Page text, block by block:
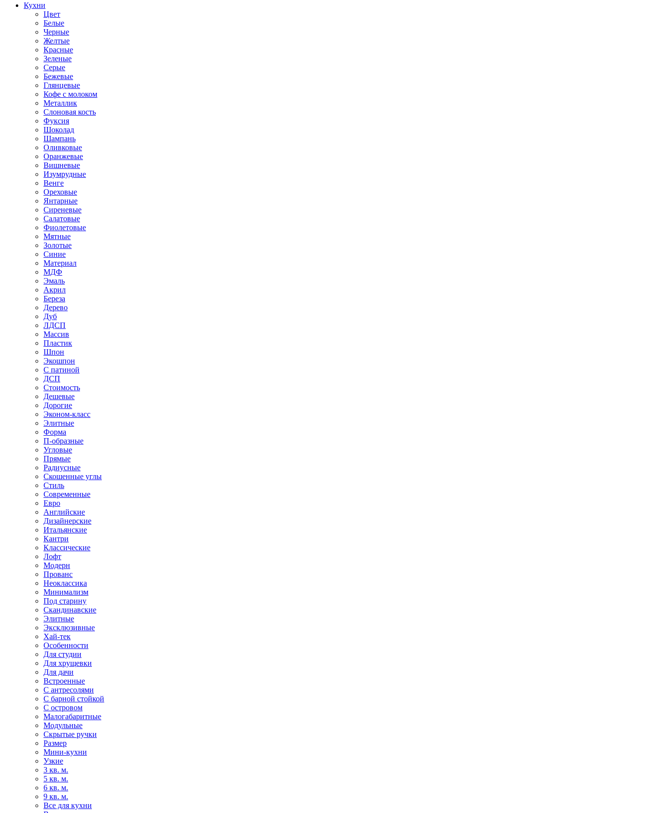
Кухни
Цвет
Белые
Черные
Желтые
Красные
Зеленые
Серые
Бежевые
Глянцевые
Кофе с молоком
Металлик
Слоновая кость
Фуксия
Шоколад
Шампань
Оливковые
Оранжевые
Вишневые
Изумрудные
Венге
Ореховые
Янтарные
Сиреневые
Салатовые
Фиолетовые
Мятные
Золотые
Синие
Материал
МДФ
Эмаль
Акрил
Береза
Дерево
Дуб
ЛДСП
Массив
Пластик
Шпон
Экошпон
С патиной
ДСП
Стоимость
Дешевые
Дорогие
Эконом-класс
Элитные
Форма
П-образные
Угловые
Прямые
Радиусные
Скошенные углы
Стиль
Современные
Евро
Английские
Дизайнерские
Итальянские
Кантри
Классические
Лофт
Модерн
Прованс
Неоклассика
Минимализм
Под старину
Скандинавские
Элитные
Эксклюзивные
Хай-тек
Особенности
Для студии
Для хрущевки
Для дачи
Встроенные
С антресолями
С барной стойкой
С островом
Малогабаритные
Модульные
Скрытые ручки
Размер
Мини-кухни
Узкие
3 кв. м.
5 кв. м.
6 кв. м.
9 кв. м.
Все для кухни